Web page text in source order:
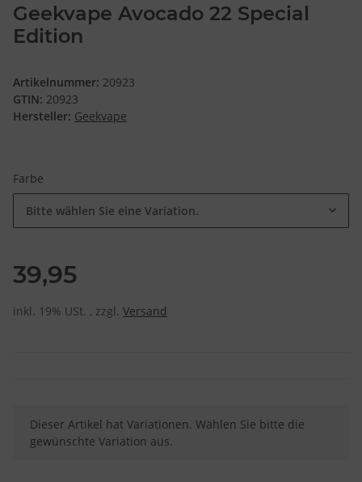
Geekvape Avocado 22 Special
Edition
Artikelnummer: 20923
GTIN: 20923
Hersteller: Geekvape
Farbe
Bitte wählen Sie eine Variation.
39,95
inkl. 19% USt. , zzgl. Versand
x
Dieser Artikel hat Variationen. Wählen Sie bitte die
gewünschte Variation aus.